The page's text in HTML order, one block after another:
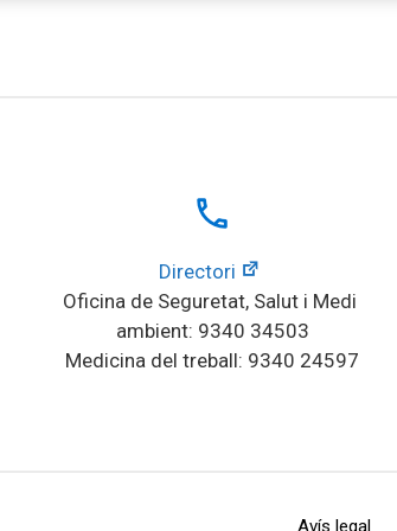
local_phone
Directori
Oficina de Seguretat, Salut i Medi
ambient: 9340 34503
Medicina del treball: 9340 24597
Avís legal